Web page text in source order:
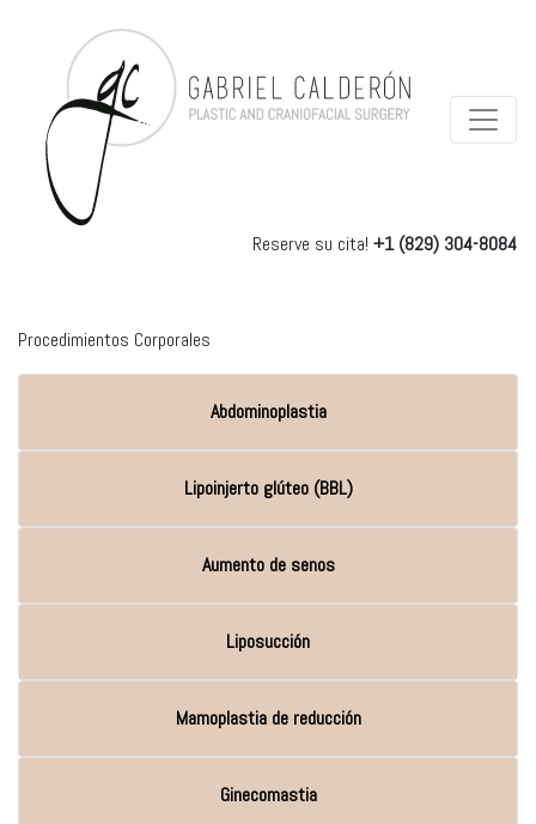
Reserve su cita! +1 (829) 304-8084
Procedimientos Corporales
Abdominoplastia
Lipoinjerto glúteo (BBL)
Aumento de senos
Liposucción
Mamoplastia de reducción
Ginecomastia